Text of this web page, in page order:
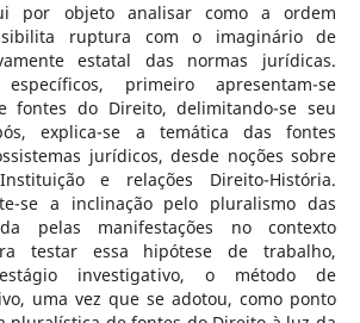
por objeto analisar como a ordem
ruptura com o imaginário de
estatal das normas jurídicas.
primeiro apresentam-se
fontes do Direito, delimitando-se seu
explica-se a temática das fontes
jurídicos, desde noções sobre
e relações Direito-História.
se a inclinação pelo pluralismo das
pelas manifestações no contexto
testar essa hipótese de trabalho,
investigativo, o método de
uma vez que se adotou, como ponto